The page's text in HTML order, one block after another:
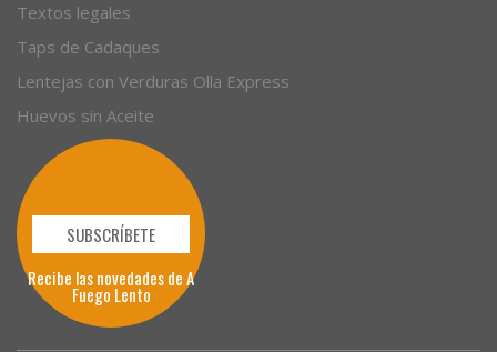
Textos legales
Taps de Cadaques
Lentejas con Verduras Olla Express
Huevos sin Aceite
SUBSCRÍBETE
Recibe las novedades de A
Fuego Lento